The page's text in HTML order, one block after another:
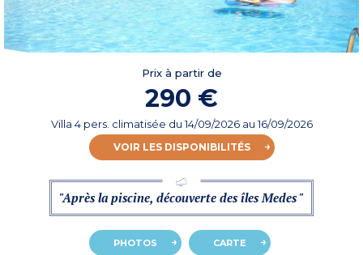
Prix à partir de
290 €
Villa 4 pers. climatisée du14/09/2026au 16/09/2026
VOIR LES DISPONIBILITÉS
"Après la piscine, découverte des îles Medes "
PHOTOS CARTE